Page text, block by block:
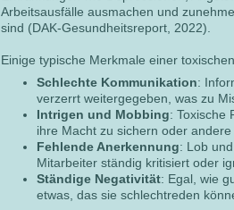
Arbeitsausfälle ausmachen und
sind (DAK-Gesundheitsreport, 2022).
Einige typische Merkmale einer
Schlechte Kommunikation:
verzerrt weitergegeben, was zu
Intrigen und Mobbing: Toxische
ihre Macht zu sichern oder andere
Fehlende Anerkennung: Lob
Mitarbeiter ständig kritisiert oder
Ständige Negativität: Egal, wie
etwas, das sie schlechtreden